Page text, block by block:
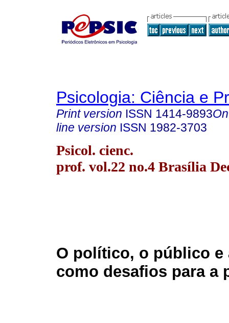
Psicologia: Ciência e
Print version ISSN 1414-9893
line version ISSN 1982-3703
Psicol. cienc.
prof. vol.22 no.4 Brasília
O político, o público e
como desafios para a